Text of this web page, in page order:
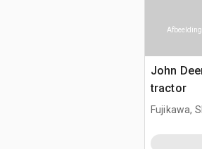
John
tractor
Fujikawa,